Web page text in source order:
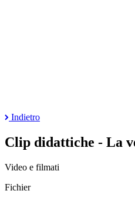
Indietro
Clip didattiche - La
Video e filmati
Fichier